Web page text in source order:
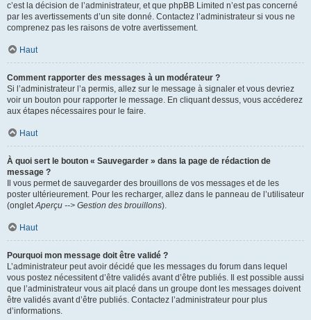
c’est la décision de l’administrateur, et que phpBB Limited n’est pas concerné
par les avertissements d’un site donné. Contactez l’administrateur si vous ne
comprenez pas les raisons de votre avertissement.
Haut
Comment rapporter des messages à un modérateur ?
Si l’administrateur l’a permis, allez sur le message à signaler et vous devriez
voir un bouton pour rapporter le message. En cliquant dessus, vous accéderez
aux étapes nécessaires pour le faire.
Haut
À quoi sert le bouton « Sauvegarder » dans la page de rédaction de
message ?
Il vous permet de sauvegarder des brouillons de vos messages et de les
poster ultérieurement. Pour les recharger, allez dans le panneau de l’utilisateur
(ongletAperçu --> Gestion des brouillons).
Haut
Pourquoi mon message doit être validé ?
L’administrateur peut avoir décidé que les messages du forum dans lequel
vous postez nécessitent d’être validés avant d’être publiés. Il est possible aussi
que l’administrateur vous ait placé dans un groupe dont les messages doivent
être validés avant d’être publiés. Contactez l’administrateur pour plus
d’informations.